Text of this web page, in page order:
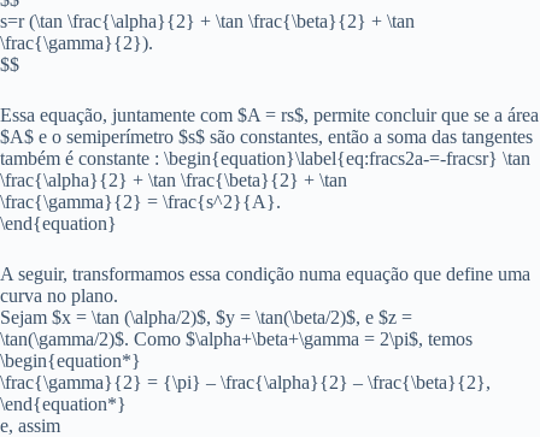
s=r (\tan \frac{\alpha}{2} + \tan \frac{\beta}{2} + \tan
\frac{\gamma}{2}).
$$
Essa equação, juntamente com $A = rs$, permite concluir que se a área
$A$ e o semiperímetro $s$ são constantes, então a soma das tangentes
também é constante : \begin{equation}\label{eq:fracs2a-=-fracsr} \tan
\frac{\alpha}{2} + \tan \frac{\beta}{2} + \tan
\frac{\gamma}{2} = \frac{s^2}{A}.
\end{equation}
A seguir, transformamos essa condição numa equação que define uma
curva no plano.
Sejam $x = \tan (\alpha/2)$, $y = \tan(\beta/2)$, e $z =
\tan(\gamma/2)$. Como $\alpha+\beta+\gamma = 2\pi$, temos
\begin{equation*}
\frac{\gamma}{2} = {\pi} – \frac{\alpha}{2} – \frac{\beta}{2},
\end{equation*}
e, assim